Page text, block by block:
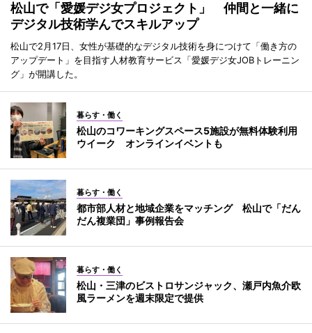
松山で「愛媛デジ女プロジェクト」 仲間と一緒に
デジタル技術学んでスキルアップ
松山で2月17日、女性が基礎的なデジタル技術を身につけて「働き方の
アップデート」を目指す人材教育サービス「愛媛デジ女JOBトレーニン
グ」が開講した。
暮らす・働く
松山のコワーキングスペース5施設が無料体験利用
ウイーク オンラインイベントも
暮らす・働く
都市部人材と地域企業をマッチング 松山で「だん
だん複業団」事例報告会
暮らす・働く
松山・三津のビストロサンジャック、瀬戸内魚介欧
風ラーメンを週末限定で提供